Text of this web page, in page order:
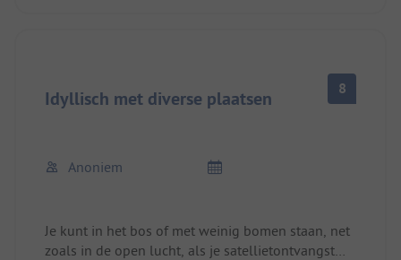
Idyllisch met diverse plaatsen 8
Anoniem
Je kunt in het bos of met weinig bomen staan, net
zoals in de open lucht, als je satellietontvangst